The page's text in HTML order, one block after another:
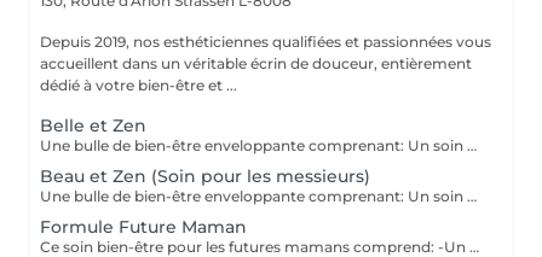
Depuis 2019, nos esthéticiennes qualifiées et passionnées vous
accueillent dans un véritable écrin de douceur, entièrement
dédié à votre bien-être et ...
Belle et Zen
Une bulle de bien-être enveloppante comprenant: Un soin du visage nettoyant et hydratant d'une durée de 60 minutes. (Démaquillage, gommage, extraction des comédons, massage visage, masque et crème de soin) Une manucure ( Limage, la pousse et coupe des cuticules, gommage et massage avec crème de soin. Base transparente comprise si souhaitée) Un massage relaxant des pieds ou des mains d'une durée de 20 minutes
Beau et Zen (Soin pour les messieurs)
Une bulle de bien-être enveloppante comprenant: Un soin visage éclat d'une durée de 50 minutes adapté à votre type de peau (Nettoyage, gommage, extraction des comédons, massage visage, masque et crème de soin) Un massage relaxant du dos d'une durée de 20 minutes. Une manucure ( Limage, la pousse et coupe des cuticules, gommage et massage avec crème de soin)
Formule Future Maman
Ce soin bien-être pour les futures mamans comprend: -Un soin Visage Hydratant 60 minutes. -Une beauté des pieds -Un massage pré-natal 50 minutes -Un soin drainant des jambes 20 minutes Un petite bulle de bien-être à s'offrir ou se faire offrir. Possibilité de faire les soins le même jour, ou sur plusieurs jours.